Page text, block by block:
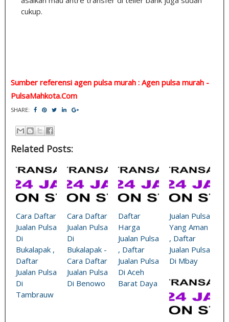
cukup.
Sumber referensi agen pulsa murah : Agen pulsa murah -
PulsaMahkota.Com
SHARE:
Related Posts:
Cara Daftar
Jualan Pulsa
Di
Bukalapak ,
Daftar
Jualan Pulsa
Di
Tambrauw
Cara Daftar
Jualan Pulsa
Di
Bukalapak -
Cara Daftar
Jualan Pulsa
Di Benowo
Daftar
Harga
Jualan Pulsa
, Daftar
Jualan Pulsa
Di Aceh
Barat Daya
Jualan Pulsa
Yang Aman
, Daftar
Jualan Pulsa
Di Mbay